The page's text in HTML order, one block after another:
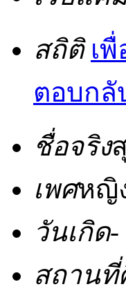
สถิติ เ
ตอบกลั
ชื่อจริง
เพศหญิ
วันเกิด-
สถานที่